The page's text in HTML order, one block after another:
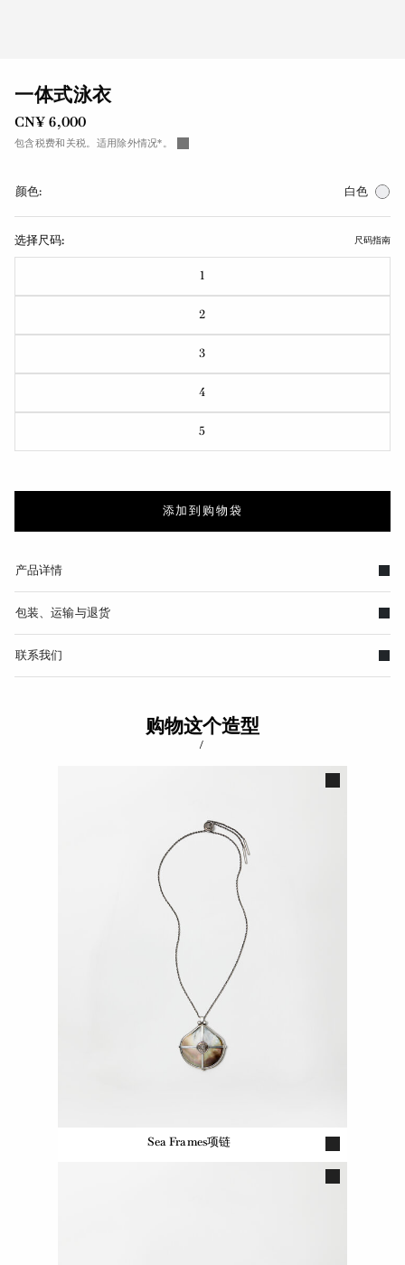
一体式泳衣
CN¥ 6,000
包含税费和关税。适用除外情况*。
颜色: 白色
选择尺码: 尺码指南
1
2
3
4
5
添加到购物袋
产品详情
包装、运输与退货
联系我们
购物这个造型
/
Sea Frames项链